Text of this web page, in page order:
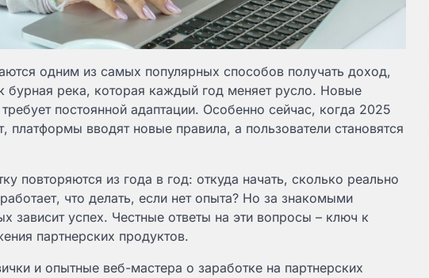
одним из самых популярных способов получать доход,
бурная река, которая каждый год меняет русло. Новые
постоянной адаптации. Особенно сейчас, когда 2025
вводят новые правила, а пользователи становятся
повторяются из года в год: откуда начать, сколько реально
что делать, если нет опыта? Но за знакомыми
успех. Честные ответы на эти вопросы – ключ к
партнерских продуктов.
и опытные веб-мастера о заработке на партнерских